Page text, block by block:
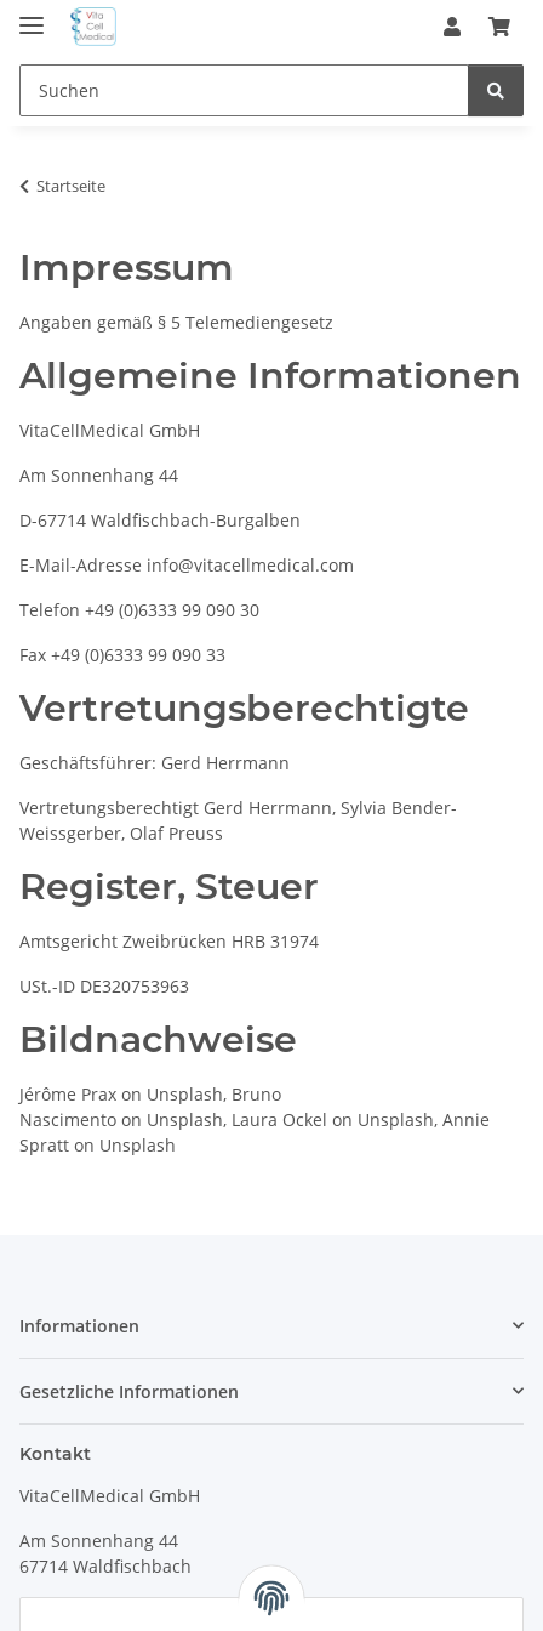
Startseite
Impressum
Angaben gemäß § 5 Telemediengesetz
Allgemeine Informationen
VitaCellMedical GmbH
Am Sonnenhang 44
D-67714 Waldfischbach-Burgalben
E-Mail-Adresse info@vitacellmedical.com
Telefon +49 (0)6333 99 090 30
Fax +49 (0)6333 99 090 33
Vertretungsberechtigte
Geschäftsführer: Gerd Herrmann
Vertretungsberechtigt Gerd Herrmann, Sylvia Bender-
Weissgerber, Olaf Preuss
Register, Steuer
Amtsgericht Zweibrücken HRB 31974
USt.-ID DE320753963
Bildnachweise
Jérôme Prax on Unsplash, Bruno
Nascimento on Unsplash, Laura Ockel on Unsplash, Annie
Spratt on Unsplash
Informationen
Gesetzliche Informationen
Kontakt
VitaCellMedical GmbH
Am Sonnenhang 44
67714 Waldfischbach